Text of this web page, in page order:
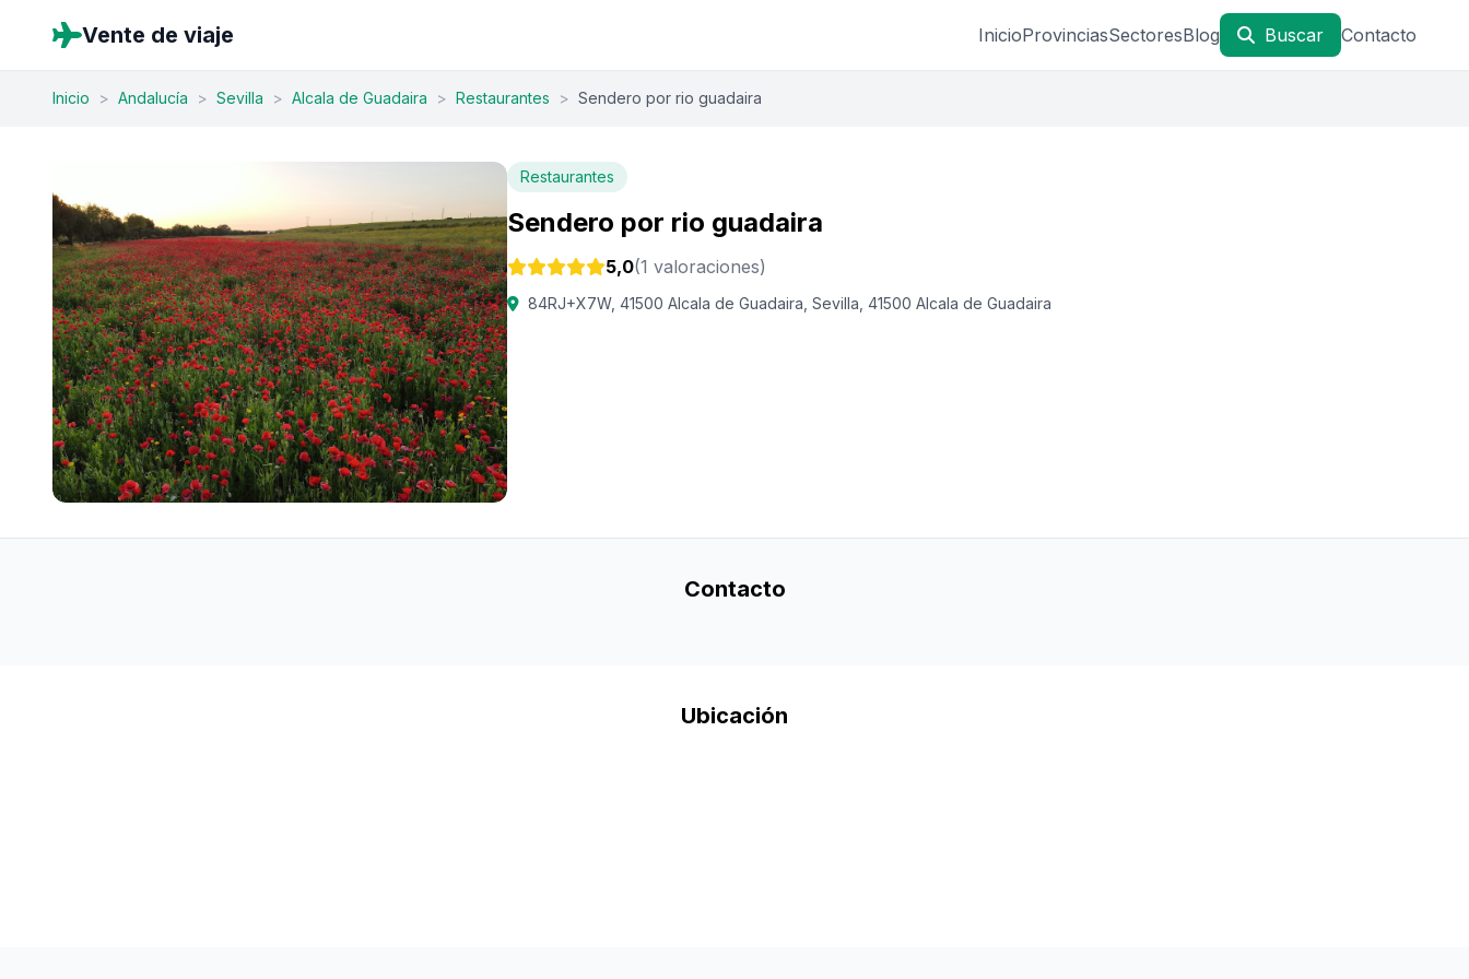
Vente de viaje InicioProvinciasSectoresBlog Buscar Contacto
Inicio > Andalucía > Sevilla > Alcala de Guadaira > Restaurantes > Sendero por rio guadaira
Restaurantes
Sendero por rio guadaira
5,0(1 valoraciones)
84RJ+X7W, 41500 Alcala de Guadaira, Sevilla, 41500 Alcala de Guadaira
Contacto
Ubicación